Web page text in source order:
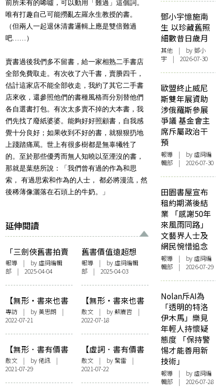
前所未有的唏噓，可以動用「難過」這個詞。
唯有打趣自己可能撈亂左羅永生教授的書。
（但兩人一起退休清書邏輯上應是雙倍難過
吧……）
賣書過後我們多不留書，給一家相熟二手書店
全部免費取走。有次收了六千書，賣賸四千，
估計這家店不能全部收走，我約了其它二手書
店來收，還參照他們的書種風格而分別替他們
各自選書打包。有次太多賣不掉的大本書，我
們先找了廢紙婆婆。能夠好好照顧書，自我感
覺十分良好；如果收到不好的書，就狠狠扔地
上踐踏痛罵。世上有很多樹都是無辜犧牲了
的。至於那些優秀而無人知曉以至湮沒的書，
那就是葉慈所說：「我們曾有過的作為和思
索， 有過思索和作為的人士， 都必將漫流，然
後稀薄像灑落在石頭上的牛奶。」
延伸閱讀
「三劍俠舊書拍賣
群」創辦人李偉雄
離世，享年64歲 生
前仍處理「老總書
房」捐書事宜 逾百
群友發文悼念
報導 | by 虛詞編輯
部 | 2025-04-04
舊書價值遠超想
像？首本中文聖經
以逾56,000英鎊出
售！樂施會捐贈負
責人「永遠不知在
二手書店找到甚麼
寶藏」
報導| by 虛詞編輯
部 | 2025-04-03
【無形・書來也書
去】趁在生之年，
好好照顧舊書——
訪「老總書房」鄭
明仁
專訪 | by 黃思朗 |
2022-07-21
【無形・書來也書
去】人移，書移不
移
散文| by蘇賡哲|
2022-07-18
【無形．書有價書
無價】藏書二事
散文 | by佬訊 |
2021-07-29
【虛詞．書有價書
無價】〈問我價格
有幾高？〉——兼
記我的老師們
散文| by 驚雷 |
2021-07-22
鄧小宇憶施南
生 以珍藏舊照
細數昔日歲月
其他 | by 鄧小
宇 | 2026-07-30
歐盟終止威尼
斯雙年展資助
涉俄羅斯參展
爭議 基金會主
席斥屬政治干
預
報導 | by 虛詞編
輯部 | 2026-07-30
田園書屋宣布
租約期滿後結
業 「感謝50年
來風雨同路」
文藝界人士及
網民惋惜追念
報導 | by 虛詞編
輯部 | 2026-07-29
Nolan斥AI為
「透明的特洛
伊木馬」樂見
年輕人持懷疑
態度 「保持警
惕才能善用新
技術」
報導 | by 虛詞編
輯部 | 2026-07-28